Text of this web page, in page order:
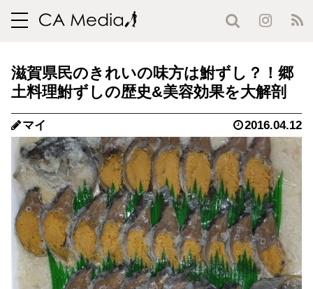
toggle
滋賀県民のきれいの味方は鮒ずし？！郷
土料理鮒ずしの歴史&美容効果を大解剖
マイ 2016.04.12